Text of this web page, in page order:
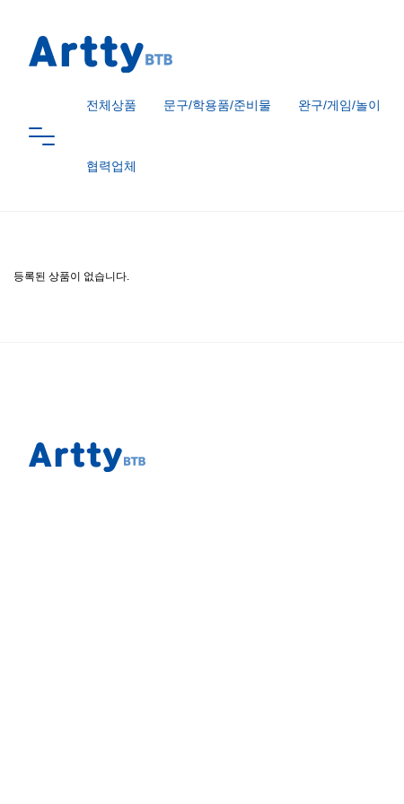
전체상품 문구/학용품/준비물 완구/게임/놀이
협력업체
등록된 상품이 없습니다.